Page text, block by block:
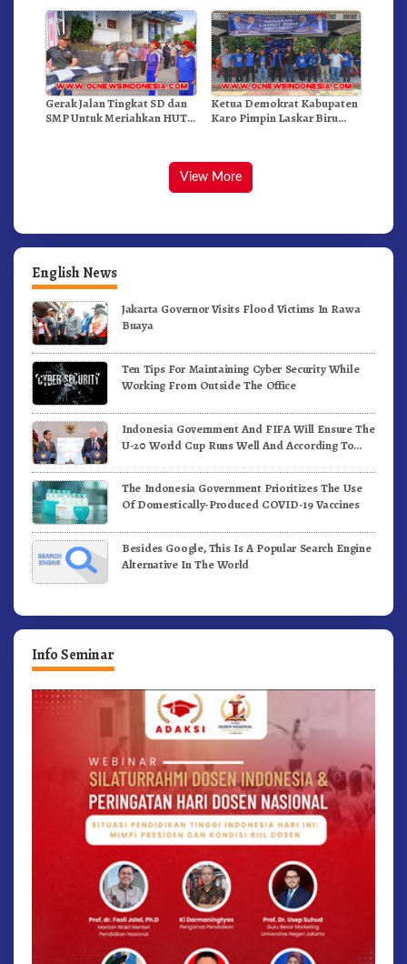
Gerak Jalan Tingkat SD dan
SMP Untuk Meriahkan HUT
Ketua Demokrat Kabupaten
Karo Pimpin Laskar Biru
View More
English News
Jakarta Governor Visits Flood Victims In Rawa
Buaya
Ten Tips For Maintaining Cyber Security While
Working From Outside The Office
Indonesia Government And FIFA Will Ensure The
U-20 World Cup Runs Well And According To
The Indonesia Government Prioritizes The Use
Of Domestically-Produced COVID-19 Vaccines
Besides Google, This Is A Popular Search Engine
Alternative In The World
Info Seminar